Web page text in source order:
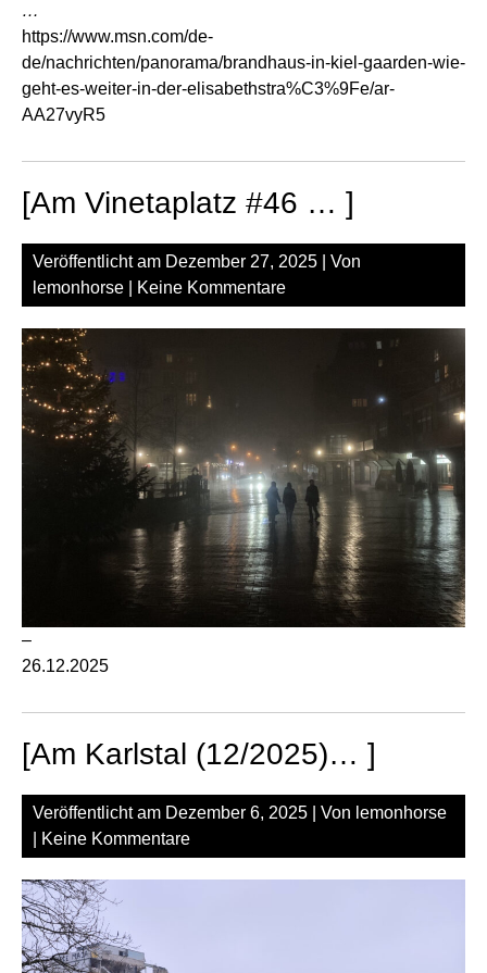
…
https://www.msn.com/de-
de/nachrichten/panorama/brandhaus-in-kiel-gaarden-wie-
geht-es-weiter-in-der-elisabethstra%C3%9Fe/ar-
AA27vyR5
[Am Vinetaplatz #46 … ]
Veröffentlicht am Dezember 27, 2025 | Von
lemonhorse
Keine Kommentare
–
26.12.2025
[Am Karlstal (12/2025)… ]
Veröffentlicht am Dezember 6, 2025 | Von lemonhorse
Keine Kommentare